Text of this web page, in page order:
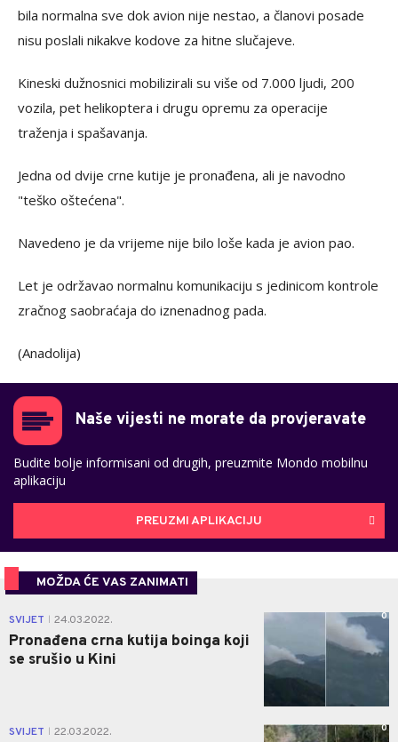
bila normalna sve dok avion nije nestao, a članovi posade
nisu poslali nikakve kodove za hitne slučajeve.
Kineski dužnosnici mobilizirali su više od 7.000 ljudi, 200
vozila, pet helikoptera i drugu opremu za operacije
traženja i spašavanja.
Jedna od dvije crne kutije je pronađena, ali je navodno
"teško oštećena".
Navedeno je da vrijeme nije bilo loše kada je avion pao.
Let je održavao normalnu komunikaciju s jedinicom kontrole
zračnog saobraćaja do iznenadnog pada.
(Anadolija)
Naše vijesti ne morate da provjeravate
Budite bolje informisani od drugih, preuzmite Mondo mobilnu
aplikaciju
PREUZMI APLIKACIJU
MOŽDA ĆE VAS ZANIMATI
SVIJET 24.03.2022.
Pronađena crna kutija boinga koji
se srušio u Kini
0
SVIJET 22.03.2022. 0